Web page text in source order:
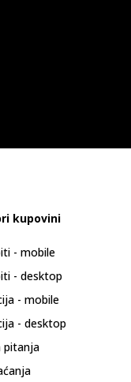
kupovini
- mobile
- desktop
- mobile
- desktop
pitanja